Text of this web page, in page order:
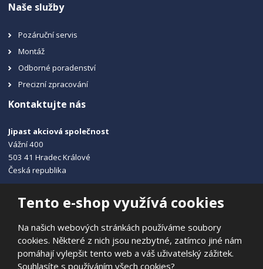
Tento e-shop využívá cookies
Na našich webových stránkách používáme soubory
cookies. Některé z nich jsou nezbytné, zatímco jiné nám
pomáhají vylepšit tento web a váš uživatelský zážitek.
Souhlasíte s používáním všech cookies?
Naše služby
Pozáruční servis
Montáž
Odborné poradenství
Precizní zpracování
Kontaktujte nás
Jipast akciová společnost
Vážní 400
503 41 Hradec Králové
Česká republika
info@jipast.cz